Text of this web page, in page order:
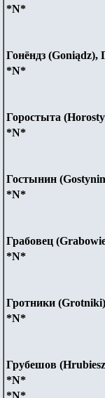
*N*
Гонёндз (Goniądz),
*N*
Горостыта
*N*
Гостынин
*N*
Грабовец
*N*
Гротники
*N*
Грубешов
*N*
*N*